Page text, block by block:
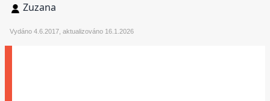
Zuzana
Vydáno 4.6.2017, aktualizováno 16.1.2026